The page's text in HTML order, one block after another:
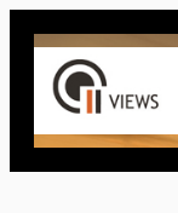
Saltar
contenido